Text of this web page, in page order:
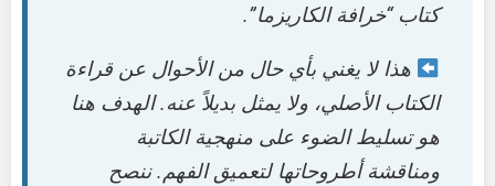
كتاب “خرافة الكاريزما”.
هذا لا يغني بأي حال من الأحوال عن قراءة
الكتاب الأصلي، ولا يمثل بديلاً عنه. الهدف هنا
هو تسليط الضوء على منهجية الكاتبة
ومناقشة أطروحاتها لتعميق الفهم. ننصح